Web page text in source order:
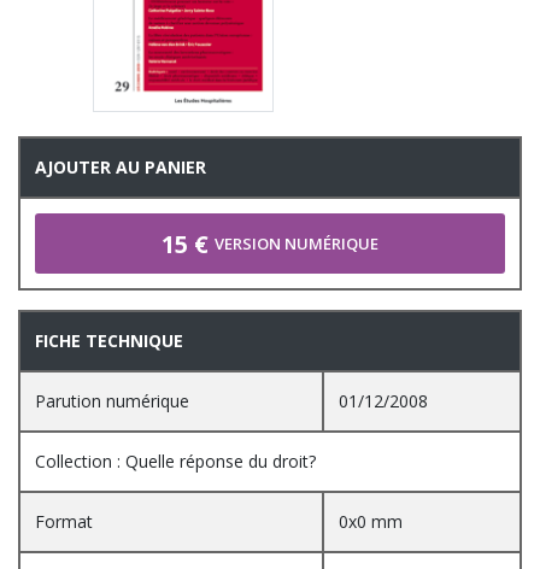
AJOUTER AU PANIER
15 € VERSION NUMÉRIQUE
FICHE TECHNIQUE
Parution numérique 01/12/2008
Collection : Quelle réponse du droit?
Format 0x0 mm